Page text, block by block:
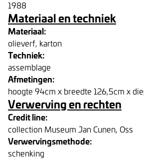
1988
Materiaal en techniek
Materiaal:
olieverf, karton
Techniek:
assemblage
Afmetingen:
hoogte 94cm x breedte 126,5cm x
Verwerving en rechten
Credit line:
collection Museum Jan Cunen, Oss
Verwervingsmethode:
schenking